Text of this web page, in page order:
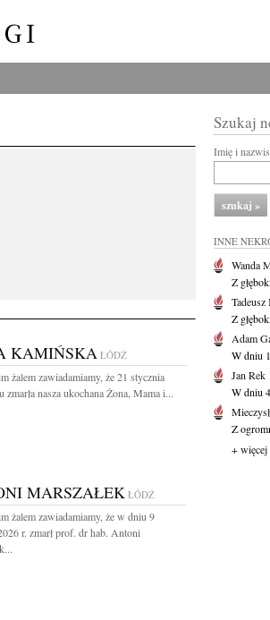
KAMIŃSKA ŁÓDŹ
żalem zawiadamiamy, że 21 stycznia
zmarła nasza ukochana Żona, Mama i...
MARSZAŁEK ŁÓDŹ
żalem zawiadamiamy, że w dniu 9
r. zmarł prof. dr hab. Antoni
Szukaj
Imię i
INNE
Wanda
Z
Tadeusz
Z
Adam
W dniu
Jan Rek
W dniu
Z
+ więcej